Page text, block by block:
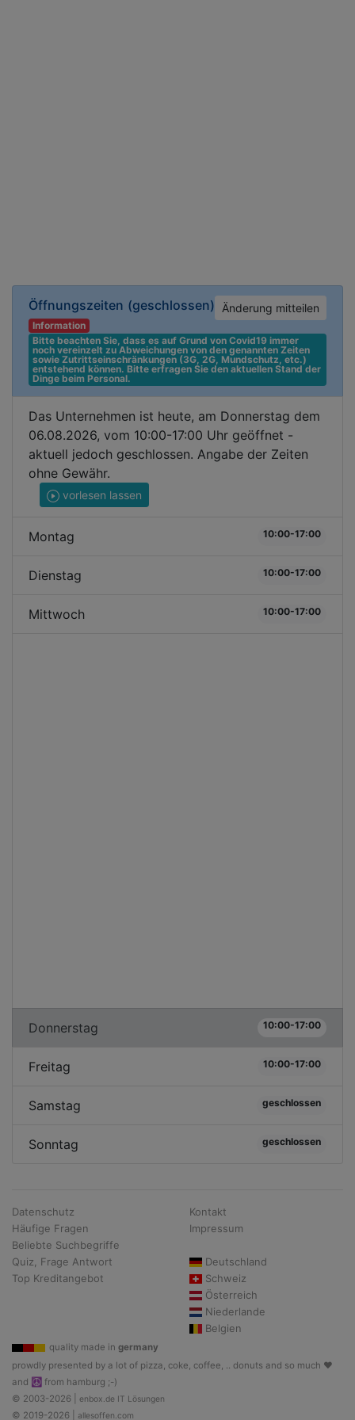
Öffnungszeiten (geschlossen) Änderung mitteilen
Information
Bitte beachten Sie, dass es auf Grund von Covid19 immer
noch vereinzelt zu Abweichungen von den genannten Zeiten
sowie Zutrittseinschränkungen (3G, 2G, Mundschutz, etc.)
entstehend können. Bitte erfragen Sie den aktuellen Stand der
Dinge beim Personal.
Das Unternehmen ist heute, am Donnerstag dem
06.08.2026, vom 10:00-17:00 Uhr geöffnet -
aktuell jedoch geschlossen. Angabe der Zeiten
ohne Gewähr.
vorlesen lassen
Montag 10:00-17:00
Dienstag 10:00-17:00
Mittwoch 10:00-17:00
Donnerstag 10:00-17:00
Freitag 10:00-17:00
Samstag geschlossen
Sonntag geschlossen
Datenschutz
Häufige Fragen
Beliebte Suchbegriffe
Quiz, Frage Antwort
Top Kreditangebot
Kontakt
Impressum
Deutschland
Schweiz
Österreich
Niederlande
Belgien
quality made in germany
prowdly presented by a lot of pizza, coke, coffee, .. donuts and so much ♥
and ☮ from hamburg ;-)
© 2003-2026 | enbox.de IT Lösungen
© 2019-2026 | allesoffen.com